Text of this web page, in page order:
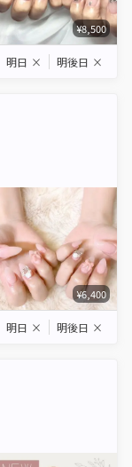
¥8,500
明日 × 明後日 ×
¥6,400
明日 × 明後日 ×